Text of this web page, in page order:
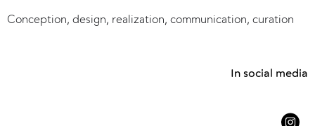
Conception, design, realization, communication, curation
In social media